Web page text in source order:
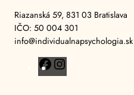
Riazanská 59, 831 03 Bratislava
IČO: 50 004 301
info@individualnapsychologia.sk
F
a
n